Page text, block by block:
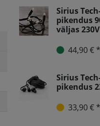
Sirius
pikendus
väljas
44,90 € *
Sirius
pikendus
33,90 € *